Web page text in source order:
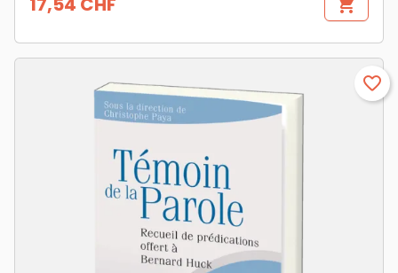
Prix shopping_cart
favorite_border